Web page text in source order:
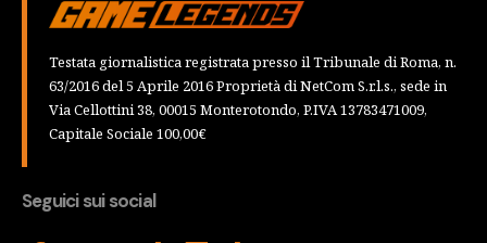
Testata giornalistica registrata presso il Tribunale di Roma, n.
63/2016 del 5 Aprile 2016 Proprietà di NetCom S.r.l.s., sede in
Via Cellottini 38, 00015 Monterotondo, P.IVA 13783471009,
Capitale Sociale 100,00€
Seguici sui social